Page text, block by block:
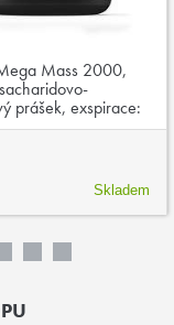
Mass 2000,
prášek, exspirace:
Skladem